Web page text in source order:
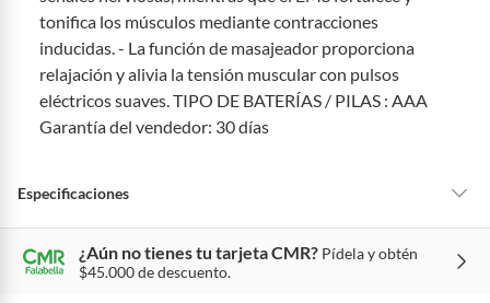
pedir su devolución. Ten en cuenta que hay productos de ciertas
categorías no se pueden devolver si cambias de opinión:
Ten en cuenta que hay productos de ciertas categorías no se
pueden devolver si cambias de opinión:Productos de uso
personal, alimentos, bebidas, suplementos, medicamentos,
vitaminas, intangibles, licencias, eléctricos, electrodomésticos,
devolución ingresa ahttps://www.falabella.com.co/falabella-
co/page/legales-informacion-legal-retail
tonifica los músculos mediante contracciones
inducidas. - La función de masajeador proporciona
relajación y alivia la tensión muscular con pulsos
eléctricos suaves. TIPO DE BATERÍAS / PILAS : AAA
Garantía del vendedor: 30 días
Especificaciones
Cuidado del producto ninguno
¿Aún no tienes tu tarjeta CMR? Pídela y obtén
$45.000 de descuento.